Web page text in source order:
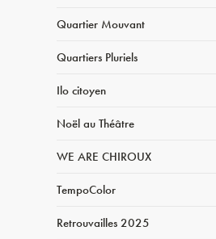
Quartier Mouvant
Quartiers Pluriels
Ilo citoyen
Noël au Théâtre
WE ARE CHIROUX
TempoColor
Retrouvailles 2025